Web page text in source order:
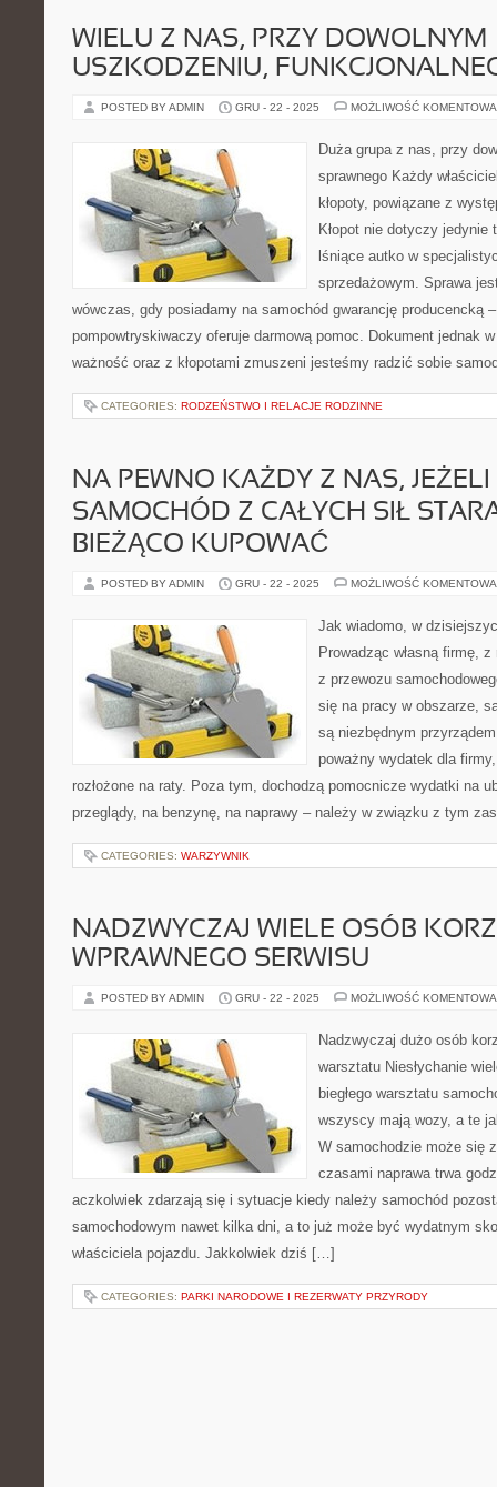
WIELU Z NAS, PRZY DOWOLNYM
USZKODZENIU,
POSTED BY ADMIN GRU - 22 - 2025 MOŻLIWOŚĆ
Duża grupa z nas, przy
sprawnego Każdy
kłopoty, powiązane z
Kłopot nie dotyczy
lśniące autko w
sprzedażowym. Sprawa
wówczas, gdy posiadamy na samochód gwarancję producencką
pompowtryskiwaczy oferuje darmową pomoc. Dokument jednak
ważność oraz z kłopotami zmuszeni jesteśmy radzić sobie
CATEGORIES: RODZEŃSTWO I RELACJE RODZINNE
NA PEWNO KAŻDY Z NAS,
SAMOCHÓD Z CAŁYCH SIŁ
BIEŻĄCO KUPOWAĆ
POSTED BY ADMIN GRU - 22 - 2025 MOŻLIWOŚĆ
Jak wiadomo, w
Prowadząc własną firmę,
z przewozu
się na pracy w obszarze,
są niezbędnym
poważny wydatek dla
rozłożone na raty. Poza tym, dochodzą pomocnicze wydatki na
przeglądy, na benzynę, na naprawy – należy w związku z tym
CATEGORIES: WARZYWNIK
NADZWYCZAJ WIELE OSÓB
WPRAWNEGO SERWISU
POSTED BY ADMIN GRU - 22 - 2025 MOŻLIWOŚĆ
Nadzwyczaj dużo osób
warsztatu Niesłychanie
biegłego warsztatu
wszyscy mają wozy, a te
W samochodzie może się
czasami naprawa trwa
aczkolwiek zdarzają się i sytuacje kiedy należy samochód
samochodowym nawet kilka dni, a to już może być wydatnym
właściciela pojazdu. Jakkolwiek dziś […]
CATEGORIES: PARKI NARODOWE I REZERWATY PRZYRODY